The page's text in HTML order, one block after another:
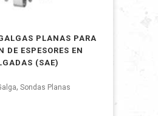
PLANAS PARA
DE ESPESORES EN
(SAE)
, Sondas Planas